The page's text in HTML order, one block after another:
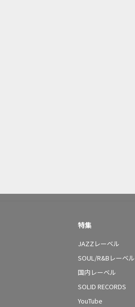
特集
JAZZレーベル
SOUL/R&Bレーベル
国内レーベル
SOLID RECORDS
YouTube